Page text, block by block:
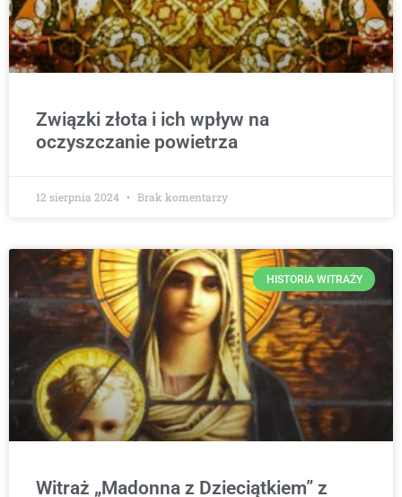
Związki złota i ich wpływ na
oczyszczanie powietrza
12 sierpnia 2024 Brak komentarzy
HISTORIA WITRAŻY
Witraż „Madonna z Dzieciątkiem” z